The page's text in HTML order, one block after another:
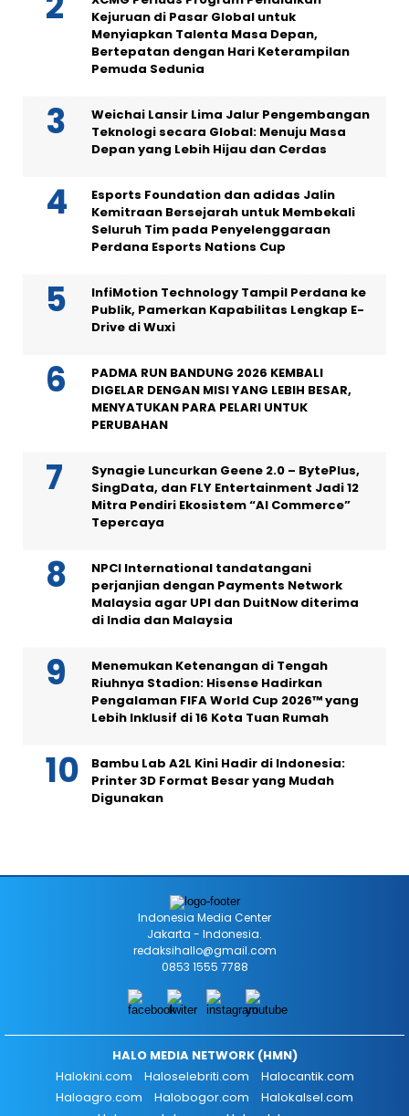
Kejuruan di Pasar Global untuk
Menyiapkan Talenta Masa Depan,
Bertepatan dengan Hari Keterampilan
Pemuda Sedunia
Weichai Lansir Lima Jalur Pengembangan
Teknologi secara Global: Menuju Masa
Depan yang Lebih Hijau dan Cerdas
Esports Foundation dan adidas Jalin
Kemitraan Bersejarah untuk Membekali
Seluruh Tim pada Penyelenggaraan
Perdana Esports Nations Cup
InfiMotion Technology Tampil Perdana ke
Publik, Pamerkan Kapabilitas Lengkap E-
Drive di Wuxi
PADMA RUN BANDUNG 2026 KEMBALI
DIGELAR DENGAN MISI YANG LEBIH BESAR,
MENYATUKAN PARA PELARI UNTUK
PERUBAHAN
Synagie Luncurkan Geene 2.0 – BytePlus,
SingData, dan FLY Entertainment Jadi 12
Mitra Pendiri Ekosistem “AI Commerce”
Tepercaya
NPCI International tandatangani
perjanjian dengan Payments Network
Malaysia agar UPI dan DuitNow diterima
di India dan Malaysia
Menemukan Ketenangan di Tengah
Riuhnya Stadion: Hisense Hadirkan
Pengalaman FIFA World Cup 2026™ yang
Lebih Inklusif di 16 Kota Tuan Rumah
Bambu Lab A2L Kini Hadir di Indonesia:
Printer 3D Format Besar yang Mudah
Digunakan
Indonesia Media Center
Jakarta - Indonesia.
redaksihallo@gmail.com
0853 1555 7788
HALO MEDIA NETWORK (HMN)
Halokini.com
Haloselebriti.com
Halocantik.com
Haloagro.com
Halobogor.com
Halokalsel.com